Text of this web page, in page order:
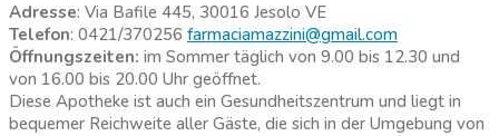
Adresse: Via Bafile 445, 30016 Jesolo VE
Telefon: 0421/370256 farmaciamazzini@gmail.com
Öffnungszeiten: im Sommer täglich von 9.00 bis 12.30 und
von 16.00 bis 20.00 Uhr geöffnet.
Diese Apotheke ist auch ein Gesundheitszentrum und liegt in
bequemer Reichweite aller Gäste, die sich in der Umgebung von